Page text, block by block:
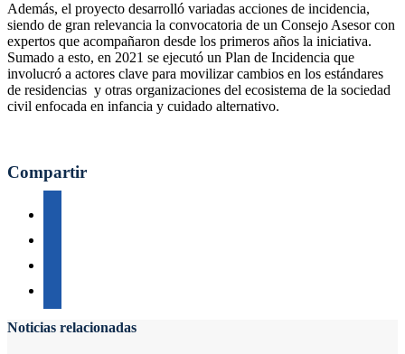
Además, el proyecto desarrolló variadas acciones de incidencia,
siendo de gran relevancia la convocatoria de un Consejo Asesor con
expertos que acompañaron desde los primeros años la iniciativa.
Sumado a esto, en 2021 se ejecutó un Plan de Incidencia que
involucró a actores clave para movilizar cambios en los estándares
de residencias y otras organizaciones del ecosistema de la sociedad
civil enfocada en infancia y cuidado alternativo.
Compartir
Noticias relacionadas